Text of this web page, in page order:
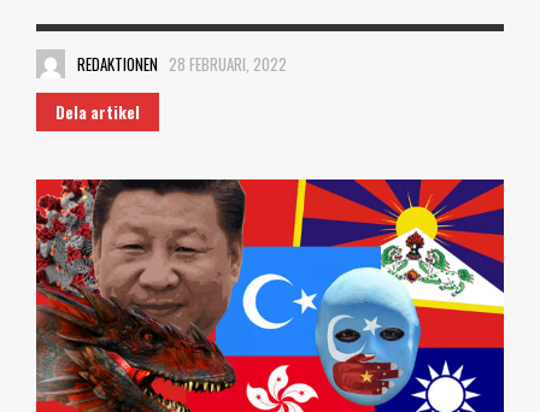
REDAKTIONEN 28 FEBRUARI, 2022
Dela artikel